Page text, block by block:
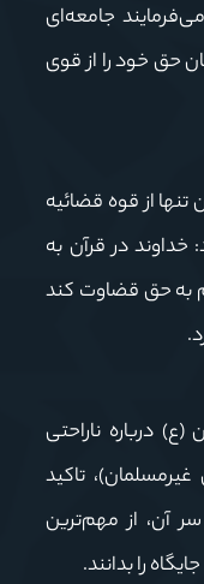
جامعه‌ای
حق خود را از قوی
تنها از قوه قضائیه
در قرآن به
به حق قضاوت کند
(ع) درباره ناراحتی
تاکید
آن، از مهم‌ترین
را بدانند.